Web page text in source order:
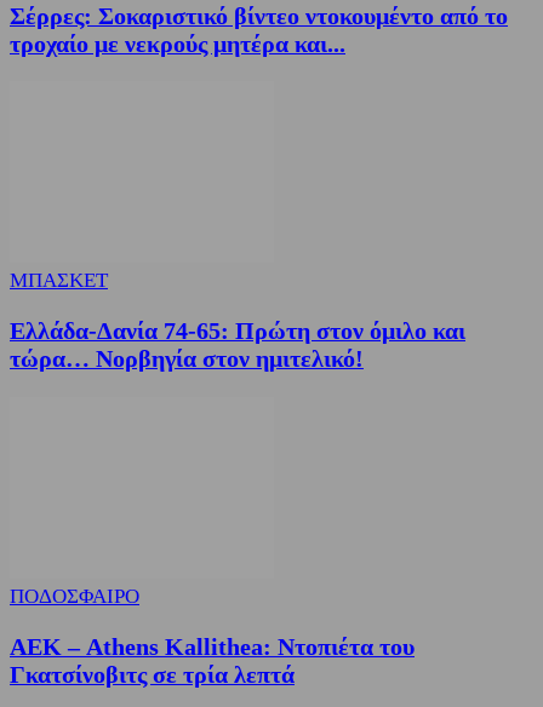
Σέρρες: Σοκαριστικό βίντεο ντοκουμέντο από το
τροχαίο με νεκρούς μητέρα και...
ΜΠΑΣΚΕΤ
Ελλάδα-Δανία 74-65: Πρώτη στον όμιλο και
τώρα… Νορβηγία στον ημιτελικό!
ΠΟΔΟΣΦΑΙΡΟ
ΑΕΚ – Athens Kallithea: Ντοπιέτα του
Γκατσίνοβιτς σε τρία λεπτά